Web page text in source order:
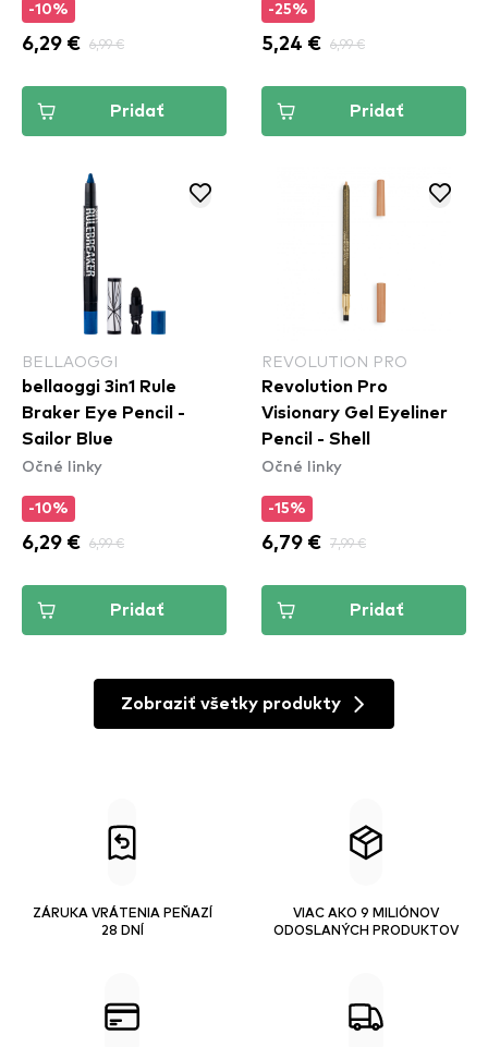
-10%
6,29 € 6,99 €
Pridať
-25%
5,24 € 6,99 €
Pridať
BELLAOGGI
bellaoggi 3in1 Rule
Braker Eye Pencil -
Sailor Blue
Očné linky
-10%
6,29 € 6,99 €
Pridať
REVOLUTION PRO
Revolution Pro
Visionary Gel Eyeliner
Pencil - Shell
Očné linky
-15%
6,79 € 7,99 €
Pridať
Zobraziť všetky produkty
ZÁRUKA VRÁTENIA PEŇAZÍ
28 DNÍ
VIAC AKO 9 MILIÓNOV
ODOSLANÝCH PRODUKTOV